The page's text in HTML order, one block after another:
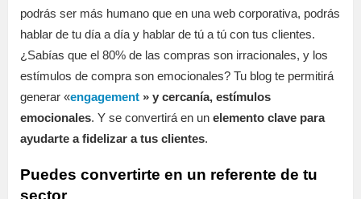
podrás ser más humano que en una web corporativa, podrás
hablar de tu día a día y hablar de tú a tú con tus clientes.
¿Sabías que el 80% de las compras son irracionales, y los
estímulos de compra son emocionales? Tu blog te permitirá
generar «engagement » y cercanía, estímulos
emocionales. Y se convertirá en un elemento clave para
ayudarte a fidelizar a tus clientes.
Puedes convertirte en un referente de tu
sector